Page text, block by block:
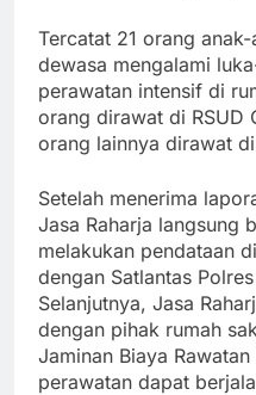
Tercatat 21 orang
dewasa mengalami
perawatan intensif di
orang dirawat di RSUD
orang lainnya dirawat
Setelah menerima
Jasa Raharja langsung
melakukan pendataan
dengan Satlantas
Selanjutnya, Jasa
dengan pihak rumah
Jaminan Biaya
perawatan dapat